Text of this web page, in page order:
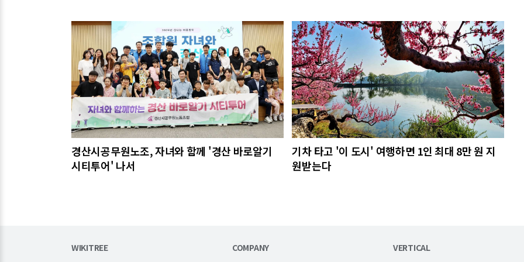
관련기사
경산시공무원노조, 자녀와 함께 '경산 바로알기
시티투어' 나서
기차 타고 '이 도시' 여행하면 1인 최대 8만 원 지
원받는다
WIKITREE COMPANY VERTICAL